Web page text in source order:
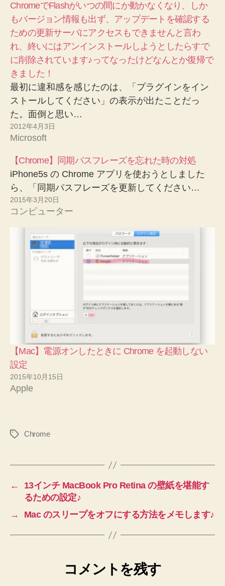
ChromeでFlashがいつの間にか動かなくなり、しか
もバージョン情報も出ず、アップデートを確認する
ための更新サーバにアクセスもできませんと言わ
れ、終いにはアンインストールしようとしたらすで
に削除されています♪ってなったけどなんとか復帰で
きました！
最初に違和感を感じたのは、「プラグインをイン
ストールしてください」の表示が出たことだっ
た。面倒と思い…
2012年4月3日
Microsoft
【Chrome】同期パスフレーズを忘れた時の対処
iPhone5s の Chrome アプリを使おうとしました
ら、「同期パスフレーズを更新してください…
2015年3月20日
コンピューター
【Mac】電源オンしたときに Chrome を起動しない
設定
2015年10月15日
Apple
タ
Chrome
←
13インチ MacBook Pro Retina の壁紙を堪能す
るための設定♪
→
Mac のスリープをオフにする方法をメモします♪
コメントを残す